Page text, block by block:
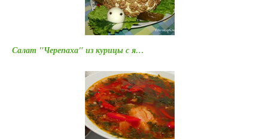
Салат "Черепаха" из курицы с я…